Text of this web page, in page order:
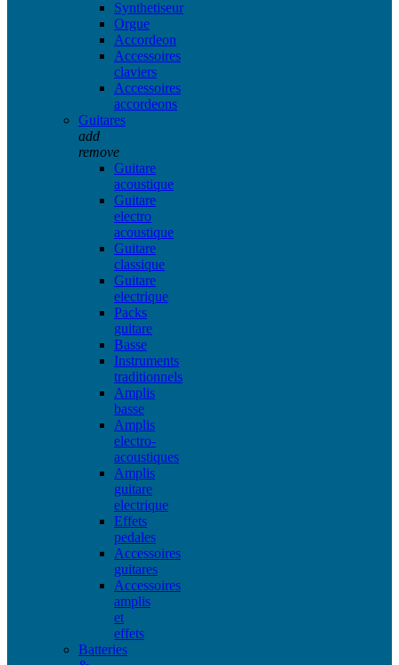
Synthetiseur
Orgue
Accordeon
Accessoires
claviers
Accessoires
accordeons
Guitares
add
remove
Guitare
acoustique
Guitare
electro
acoustique
Guitare
classique
Guitare
electrique
Packs
guitare
Basse
Instruments
traditionnels
Amplis
basse
Amplis
electro-
acoustiques
Amplis
guitare
electrique
Effets
pedales
Accessoires
guitares
Accessoires
amplis
et
effets
Batteries